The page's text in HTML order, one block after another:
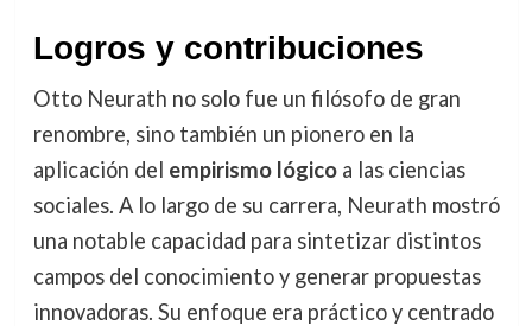
Logros y contribuciones
Otto Neurath no solo fue un filósofo de gran
renombre, sino también un pionero en la
aplicación del empirismo lógicoa las ciencias
sociales. A lo largo de su carrera, Neurath mostró
una notable capacidad para sintetizar distintos
campos del conocimiento y generar propuestas
innovadoras. Su enfoque era práctico y centrado